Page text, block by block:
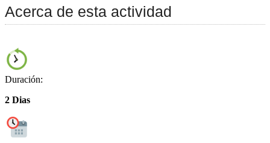
Acerca de esta actividad
Duración:
2 Dias